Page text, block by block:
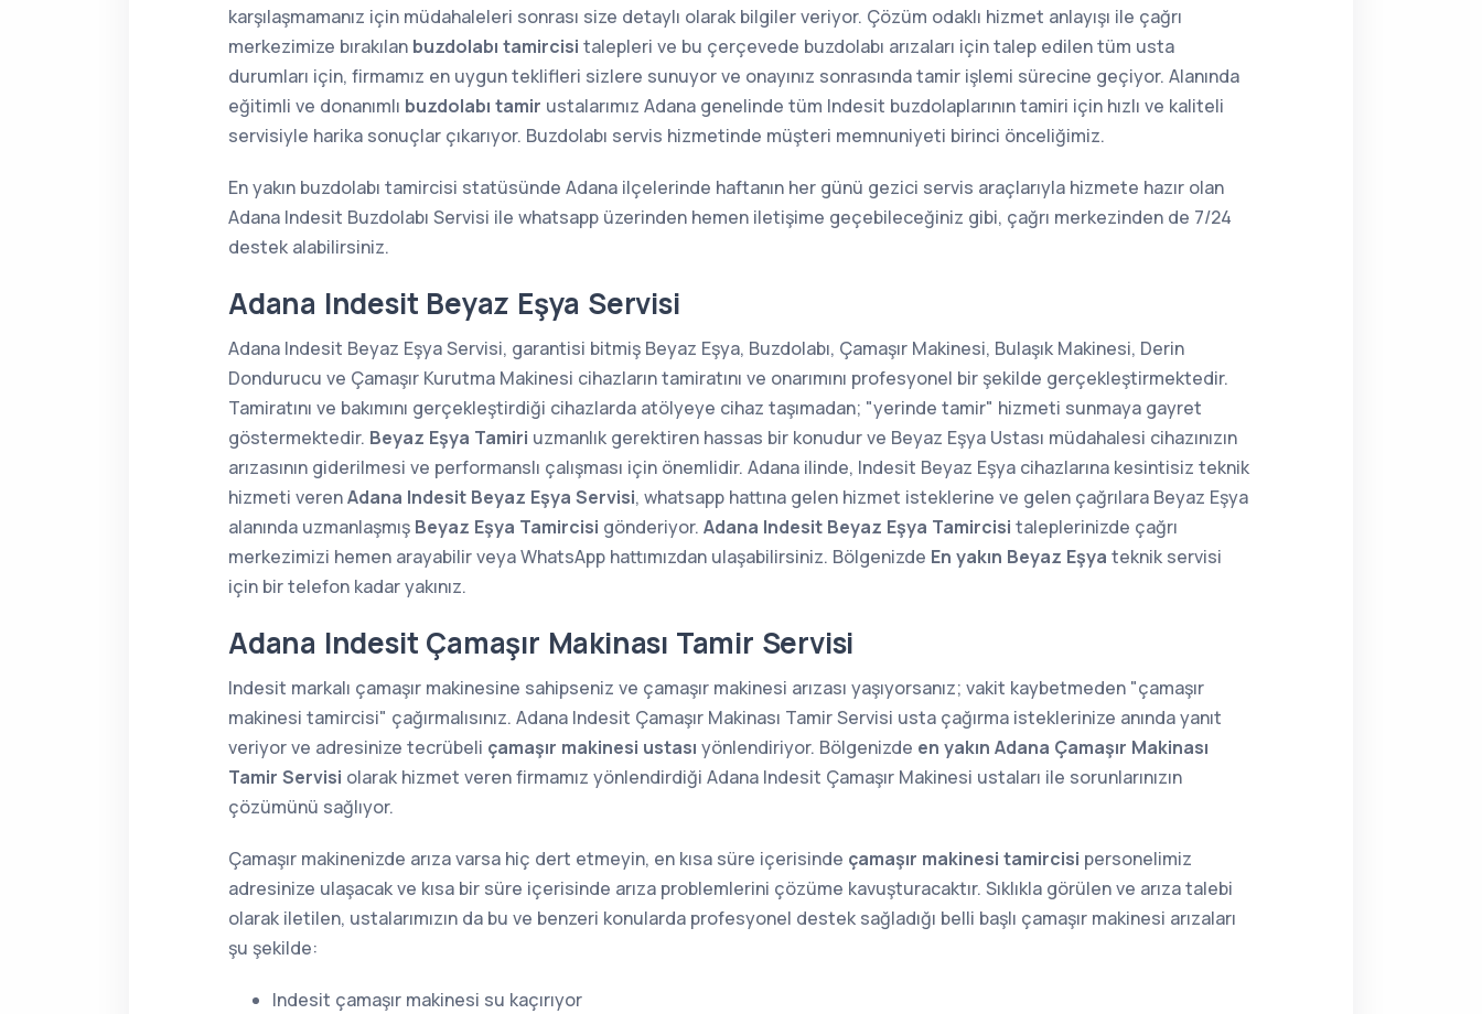
karşılaşmamanız için müdahaleleri sonrası size detaylı olarak bilgiler veriyor. Çözüm odaklı hizmet anlayışı ile çağrı
merkezimize bırakılan buzdolabı tamircisi talepleri ve bu çerçevede buzdolabı arızaları için talep edilen tüm usta
durumları için, firmamız en uygun teklifleri sizlere sunuyor ve onayınız sonrasında tamir işlemi sürecine geçiyor. Alanında
eğitimli ve donanımlı buzdolabı tamir ustalarımız Adana genelinde tüm Indesit buzdolaplarının tamiri için hızlı ve kaliteli
servisiyle harika sonuçlar çıkarıyor. Buzdolabı servis hizmetinde müşteri memnuniyeti birinci önceliğimiz.
En yakın buzdolabı tamircisi statüsünde Adana ilçelerinde haftanın her günü gezici servis araçlarıyla hizmete hazır olan
Adana Indesit Buzdolabı Servisi ile whatsapp üzerinden hemen iletişime geçebileceğiniz gibi, çağrı merkezinden de 7/24
destek alabilirsiniz.
Adana Indesit Beyaz Eşya Servisi
Adana Indesit Beyaz Eşya Servisi, garantisi bitmiş Beyaz Eşya, Buzdolabı, Çamaşır Makinesi, Bulaşık Makinesi, Derin
Dondurucu ve Çamaşır Kurutma Makinesi cihazların tamiratını ve onarımını profesyonel bir şekilde gerçekleştirmektedir.
Tamiratını ve bakımını gerçekleştirdiği cihazlarda atölyeye cihaz taşımadan; "yerinde tamir" hizmeti sunmaya gayret
göstermektedir. Beyaz Eşya Tamiri uzmanlık gerektiren hassas bir konudur ve Beyaz Eşya Ustası müdahalesi cihazınızın
arızasının giderilmesi ve performanslı çalışması için önemlidir. Adana ilinde, Indesit Beyaz Eşya cihazlarına kesintisiz teknik
hizmeti verenAdana Indesit Beyaz Eşya Servisi, whatsapp hattına gelen hizmet isteklerine ve gelen çağrılara Beyaz Eşya
alanında uzmanlaşmış Beyaz Eşya Tamircisi gönderiyor. Adana Indesit Beyaz Eşya Tamircisi taleplerinizde çağrı
merkezimizi hemen arayabilir veya WhatsApp hattımızdan ulaşabilirsiniz. Bölgenizde En yakın Beyaz Eşya teknik servisi
için bir telefon kadar yakınız.
Adana Indesit Çamaşır Makinası Tamir Servisi
Indesit markalı çamaşır makinesine sahipseniz ve çamaşır makinesi arızası yaşıyorsanız; vakit kaybetmeden "çamaşır
makinesi tamircisi" çağırmalısınız. Adana Indesit Çamaşır Makinası Tamir Servisi usta çağırma isteklerinize anında yanıt
veriyor ve adresinize tecrübeli çamaşır makinesi ustası yönlendiriyor. Bölgenizde en yakın Adana Çamaşır Makinası
Tamir Servisi olarak hizmet veren firmamız yönlendirdiği Adana Indesit Çamaşır Makinesi ustaları ile sorunlarınızın
çözümünü sağlıyor.
Çamaşır makinenizde arıza varsa hiç dert etmeyin, en kısa süre içerisinde çamaşır makinesi tamircisi personelimiz
adresinize ulaşacak ve kısa bir süre içerisinde arıza problemlerini çözüme kavuşturacaktır. Sıklıkla görülen ve arıza talebi
olarak iletilen, ustalarımızın da bu ve benzeri konularda profesyonel destek sağladığı belli başlı çamaşır makinesi arızaları
şu şekilde:
Indesit çamaşır makinesi su kaçırıyor